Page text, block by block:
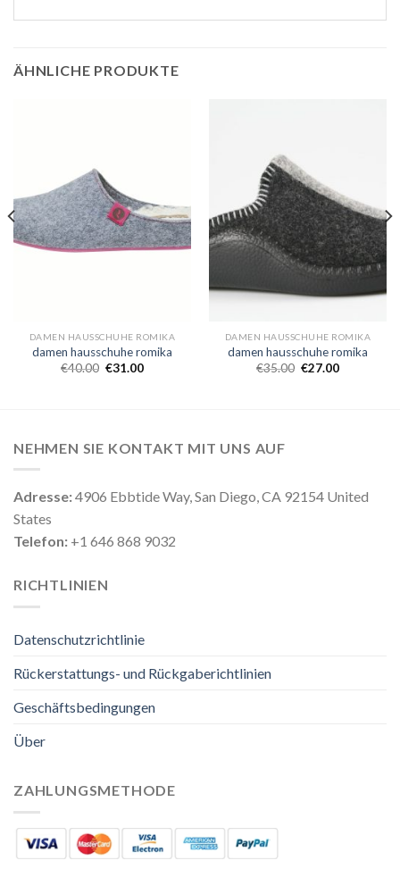
ÄHNLICHE PRODUKTE
DAMEN HAUSSCHUHE ROMIKA
damen hausschuhe romika
€40.00 €31.00
DAMEN HAUSSCHUHE ROMIKA
damen hausschuhe romika
€35.00 €27.00
NEHMEN SIE KONTAKT MIT UNS AUF
Adresse:4906 Ebbtide Way, San Diego, CA 92154 United
States
Telefon: +1 646 868 9032
RICHTLINIEN
Datenschutzrichtlinie
Rückerstattungs- und Rückgaberichtlinien
Geschäftsbedingungen
Über
ZAHLUNGSMETHODE